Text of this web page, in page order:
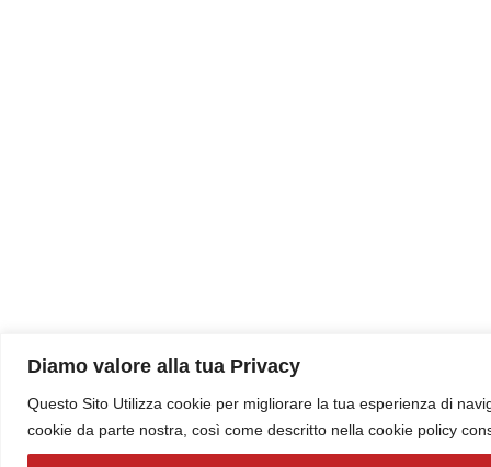
Diamo valore alla tua Privacy
Questo Sito Utilizza cookie per migliorare la tua esperienza di
cookie da parte nostra, così come descritto nella cookie policy